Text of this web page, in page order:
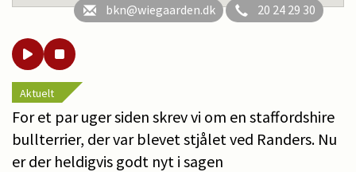
bkn@wiegaarden.dk
20 24 29 30
Aktuelt
For et par uger siden skrev vi om en staffordshire
bullterrier, der var blevet stjålet ved Randers. Nu
er der heldigvis godt nyt i sagen